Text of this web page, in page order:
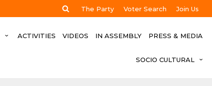
The Party Voter Search Join Us
ACTIVITIES VIDEOS IN ASSEMBLY PRESS & MEDIA
SOCIO CULTURAL